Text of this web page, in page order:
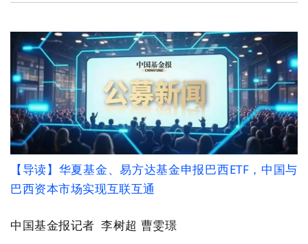
【导读】 华夏基金、易方达基金申报巴西ETF，中国与
巴西资本市场实现互联互通
中国基金报记者 李树超 曹雯璟